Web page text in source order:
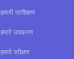
हमारी प्रशिक्षण
हमारे उपकरण
हमारे परीक्षण